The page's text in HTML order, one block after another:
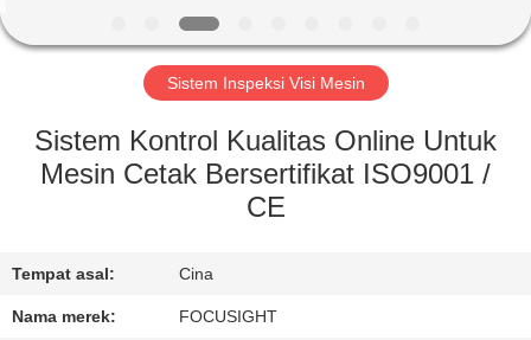
TUR
KONTROL
HUBUNGI
KAMI
Sistem Inspeksi Visi Mesin
Sistem Kontrol Kualitas Online Untuk
Mesin Cetak Bersertifikat ISO9001 /
CE
Tempat asal: Cina
Nama merek: FOCUSIGHT